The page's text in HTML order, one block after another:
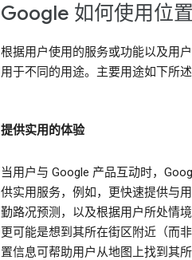
Google 如何使用位置
根据用户使用的服务或功能以及用
用于不同的用途。主要用途如下所述
提供实用的体验
当用户与 Google 产品互动时，
供实用服务，例如，更快速提供与
勤路况预测，以及根据用户所处情
更可能是想到其所在街区附近（而
置信息可帮助用户从地图上找到其